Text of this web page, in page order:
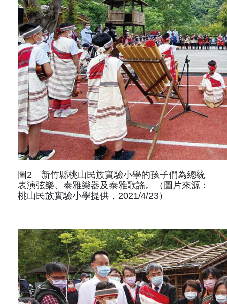
圖2 新竹縣桃山民族實驗小學的孩子們為總統
表演弦樂、泰雅樂器及泰雅歌謠。（圖片來源：
桃山民族實驗小學提供，2021/4/23）